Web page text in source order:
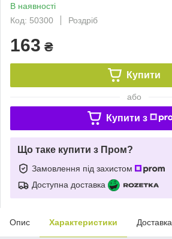
В наявності
Код: 50300
Роздріб
163 ₴
Купити
або
Купити з
Що таке купити з Пром?
Замовлення під захистом
Доступна доставка
Опис Характеристики Доставка